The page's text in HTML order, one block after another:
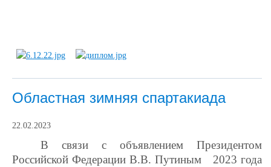
Областная зимняя спартакиада
22.02.2023
В связи с объявлением Президентом
Российской Федерации В.В. Путиным 2023 года